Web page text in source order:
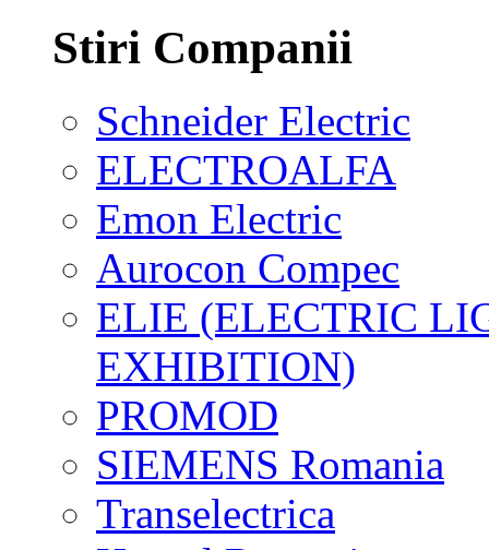
Stiri Companii
Schneider Electric
ELECTROALFA
Emon Electric
Aurocon Compec
ELIE (ELECTRIC
EXHIBITION)
PROMOD
SIEMENS Romania
Transelectrica